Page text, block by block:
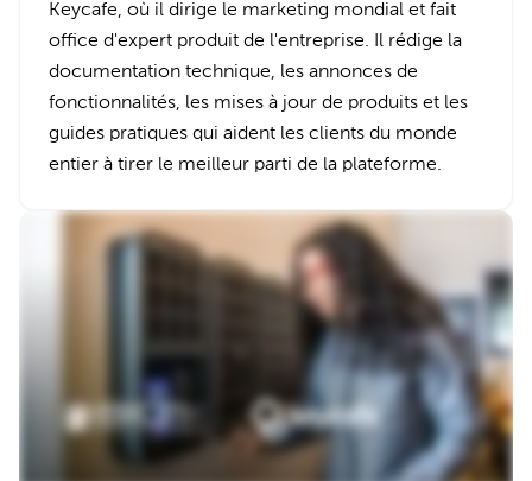
Keycafe, où il dirige le marketing mondial et fait
office d'expert produit de l'entreprise. Il rédige la
documentation technique, les annonces de
fonctionnalités, les mises à jour de produits et les
guides pratiques qui aident les clients du monde
entier à tirer le meilleur parti de la plateforme.